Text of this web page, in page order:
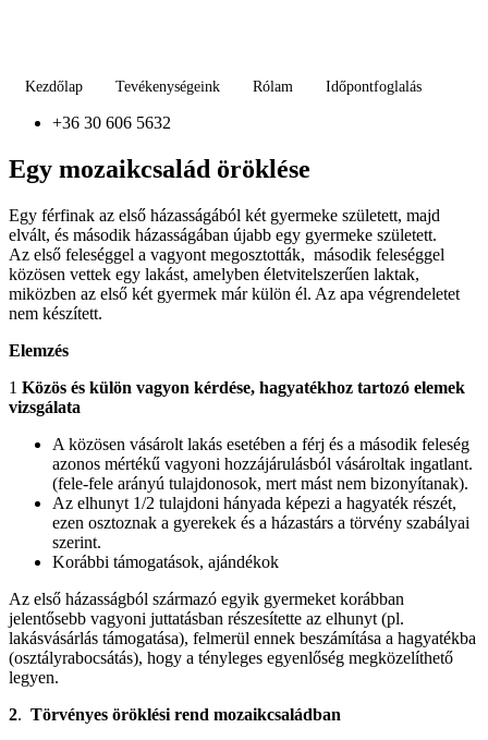
Kezdőlap Tevékenységeink Rólam Időpontfoglalás
+36 30 606 5632
Egy mozaikcsalád öröklése
Egy férfinak az első házasságából két gyermeke született, majd
elvált, és második házasságában újabb egy gyermeke született.
Az első feleséggel a vagyont megosztották, második feleséggel
közösen vettek egy lakást, amelyben életvitelszerűen laktak,
miközben az első két gyermek már külön él. Az apa végrendeletet
nem készített.
Elemzés
1 Közös és külön vagyon kérdése, hagyatékhoz tartozó elemek
vizsgálata
A közösen vásárolt lakás esetében a férj és a második feleség
azonos mértékű vagyoni hozzájárulásból vásároltak ingatlant.
(fele-fele arányú tulajdonosok, mert mást nem bizonyítanak).​
Az elhunyt 1/2 tulajdoni hányada képezi a hagyaték részét,
ezen osztoznak a gyerekek és a házastárs a törvény szabályai
szerint.​
Korábbi támogatások, ajándékok
Az első házasságból származó egyik gyermeket korábban
jelentősebb vagyoni juttatásban részesítette az elhunyt (pl.
lakásvásárlás támogatása), felmerül ennek beszámítása a hagyatékba
(osztályrabocsátás), hogy a tényleges egyenlőség megközelíthető
legyen.​
2. Törvényes öröklési rend mozaikcsaládban